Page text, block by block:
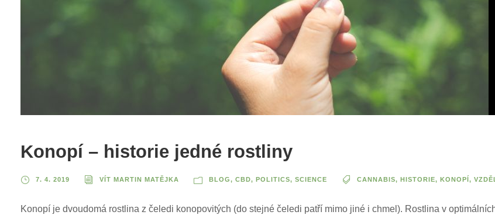
Konopí – historie jedné rostliny
7. 4. 2019 VÍT MARTIN MATĚJKA BLOG, CBD, POLITICS, SCIENCE CANNABIS, HISTORIE, KONOPÍ,
Konopí je dvoudomá rostlina z čeledi konopovitých (do stejné čeledi patří mimo jiné i chmel). Rostlina v